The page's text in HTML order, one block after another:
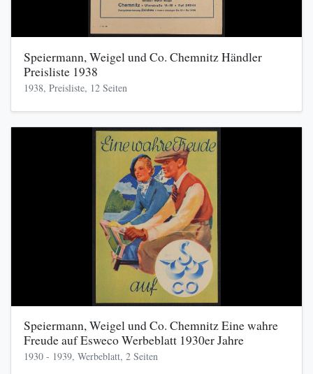
Speiermann, Weigel und Co. Chemnitz Händler
Preisliste 1938
1938, Preisliste, 12 Seiten
Speiermann, Weigel und Co. Chemnitz Eine wahre
Freude auf Esweco Werbeblatt 1930er Jahre
1930 - 1939, Werbeblatt, 2 Seiten